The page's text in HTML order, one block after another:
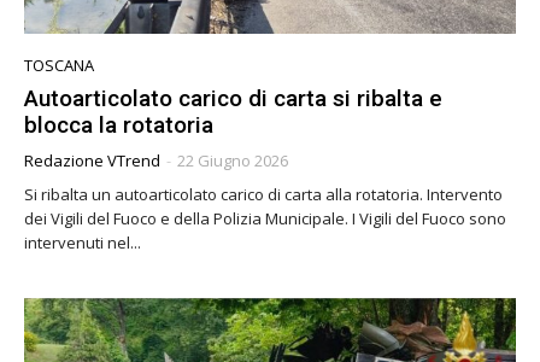
TOSCANA
Autoarticolato carico di carta si ribalta e
blocca la rotatoria
Redazione VTrend - 22 Giugno 2026
Si ribalta un autoarticolato carico di carta alla rotatoria. Intervento
dei Vigili del Fuoco e della Polizia Municipale. I Vigili del Fuoco sono
intervenuti nel...